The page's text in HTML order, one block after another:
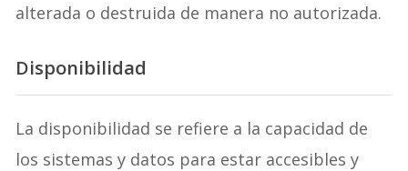
alterada o destruida de manera no autorizada.
Disponibilidad
La disponibilidad se refiere a la capacidad de
los sistemas y datos para estar accesibles y